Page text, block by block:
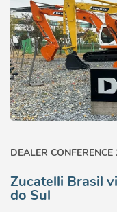
DEALER
Zucatelli Brasil
do Sul